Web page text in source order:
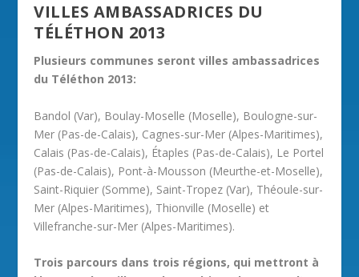
VILLES AMBASSADRICES DU
TÉLÉTHON 2013
Plusieurs communes seront villes ambassadrices
du Téléthon 2013:
Bandol (Var), Boulay-Moselle (Moselle), Boulogne-sur-
Mer (Pas-de-Calais), Cagnes-sur-Mer (Alpes-Maritimes),
Calais (Pas-de-Calais), Étaples (Pas-de-Calais), Le Portel
(Pas-de-Calais), Pont-à-Mousson (Meurthe-et-Moselle),
Saint-Riquier (Somme), Saint-Tropez (Var), Théoule-sur-
Mer (Alpes-Maritimes), Thionville (Moselle) et
Villefranche-sur-Mer (Alpes-Maritimes).
Trois parcours dans trois régions, qui mettront à